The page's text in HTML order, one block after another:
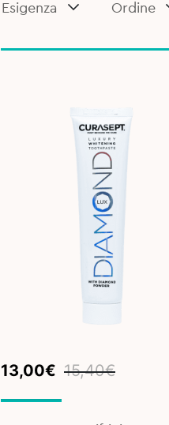
Esigenza Ordine
15,40€
Original
was:
13,00€
Current
is: